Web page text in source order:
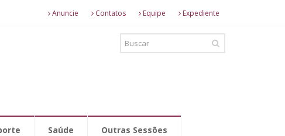
Anuncie Contatos Equipe Expediente
Saúde Outras Sessões